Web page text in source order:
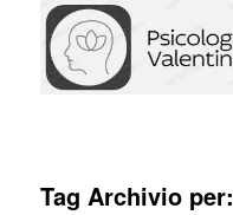
Tag Archivio per: